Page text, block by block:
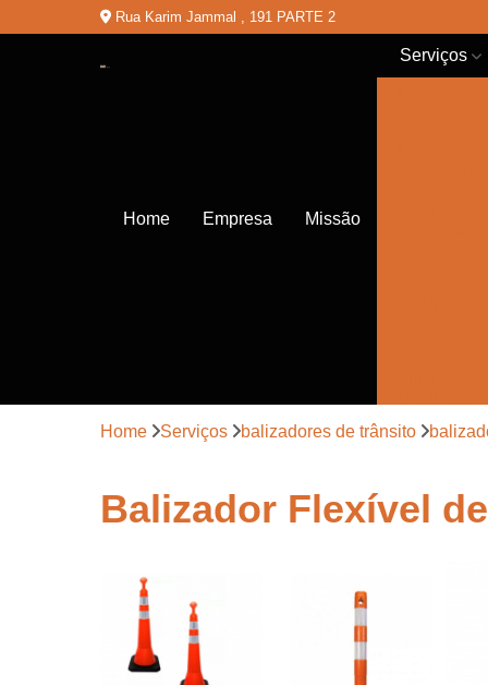
Rua Karim Jammal , 191 PARTE 2
Home Empresa Missão
Serviços
Placas de
segurança
Home Serviços balizadores de trânsito
Balizador Flexível